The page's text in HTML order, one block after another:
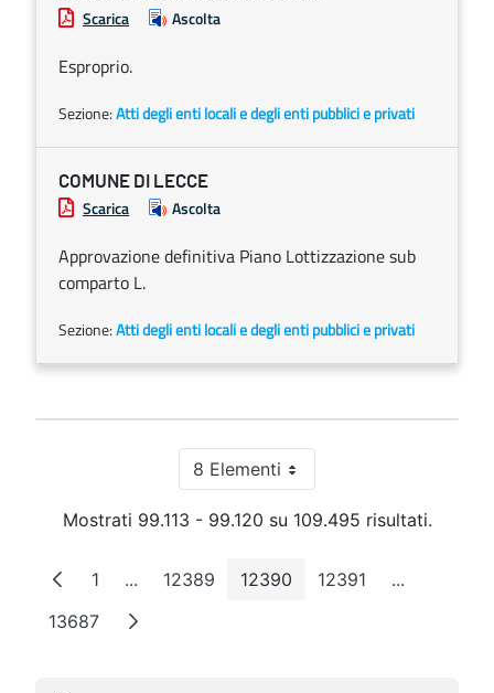
Scarica Ascolta
Esproprio.
Sezione:Atti degli enti locali e degli enti pubblici e privati
COMUNE DI LECCE
Scarica Ascolta
Approvazione definitiva Piano Lottizzazione sub
comparto L.
Sezione:Atti degli enti locali e degli enti pubblici e privati
8 ElementiPer pagina
Mostrati 99.113 - 99.120 su 109.495 risultati.
Pagina
1 ...Pagine intermedie
Pagina
12389 Pagina
12390 Pagina
12391 ...Pagine
Pagina
13687